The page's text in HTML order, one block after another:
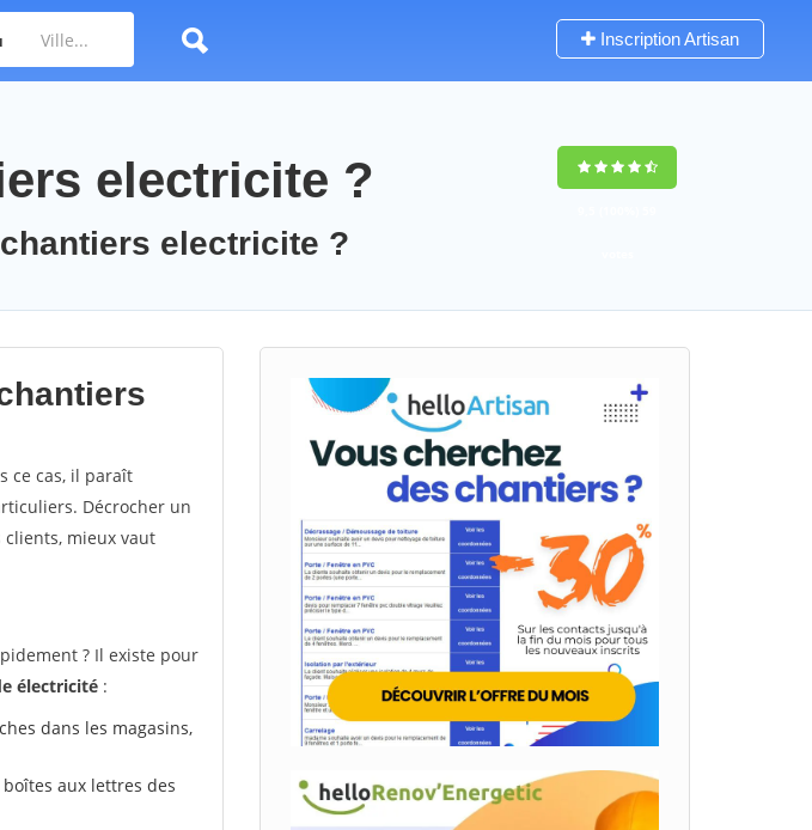
Inscription Artisan
electricite ?
electricite ?
ce cas, il paraît
Décrocher un
mieux vaut
? Il existe pour
électricité :
dans les magasins,
aux lettres des